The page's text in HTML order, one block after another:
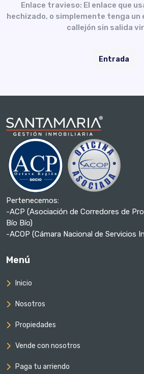
Enlace travieso: El enlace que
hechizado, o simplemente tenga un
callejón sin salida
Entrada
Pertenecemos:
-ACP (Asociación de Corredores de
Bío Bío)
-ACOP (Cámara Nacional de Servicios
Menú
Inicio
Nosotros
Propiedades
Vende con nosotros
Paga tu arriendo